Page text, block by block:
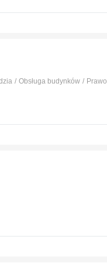
Obsługa budynków